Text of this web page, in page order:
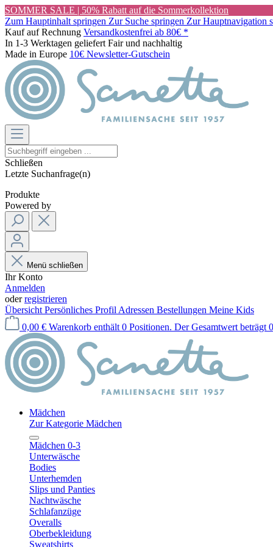
SOMMER SALE | 50% Rabatt auf die Sommerkollektion
Zum Hauptinhalt springen Zur Suche springen Zur Hauptnavigation
Kauf auf Rechnung Versandkostenfrei ab 80€ *
In 1-3 Werktagen geliefert Fair und nachhaltig
Made in Europe 10€ Newsletter-Gutschein
Schließen
Letzte Suchanfrage(n)
Produkte
Powered by
Menü schließen
Ihr Konto
Anmelden
oderregistrieren
Übersicht Persönliches Profil Adressen Bestellungen Meine Kids
0,00 € Warenkorb enthält 0 Positionen. Der Gesamtwert beträgt
Mädchen
Zur Kategorie Mädchen
Mädchen 0-3
Unterwäsche
Bodies
Unterhemden
Slips und Panties
Nachtwäsche
Schlafanzüge
Overalls
Oberbekleidung
Sweatshirts